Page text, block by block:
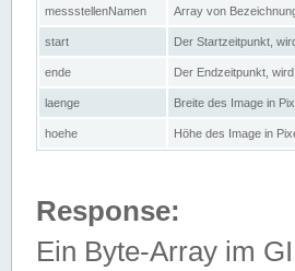
messstellenNamen Array von
start Der Startzeitpunkt,
ende Der Endzeitpunkt,
laenge Breite des Image in
hoehe Höhe des Image in
Response:
Ein Byte-Array im